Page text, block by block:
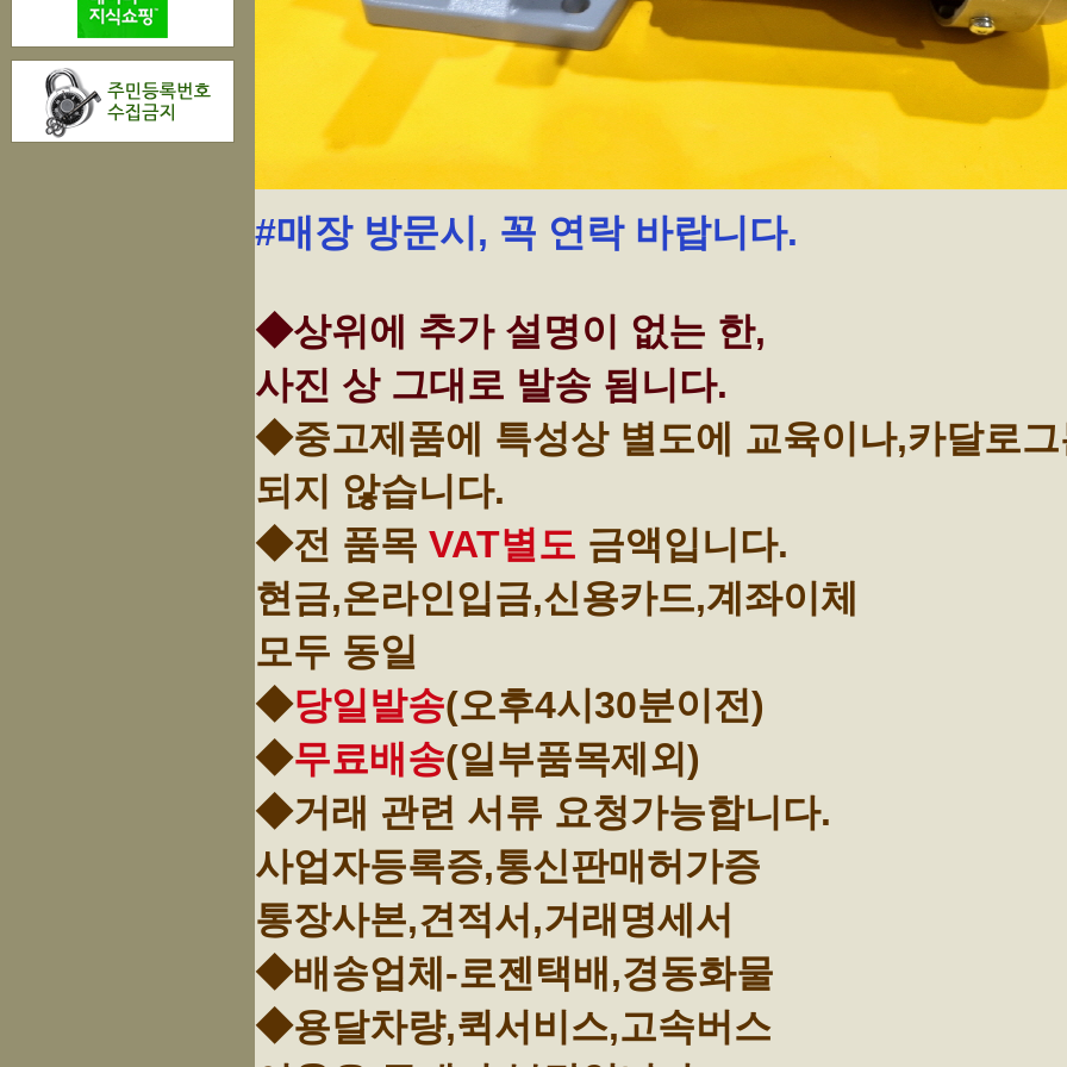
#매장 방문시, 꼭 연락 바랍니다.
◆상위에 추가 설명이 없는 한,
사진 상 그대로 발송 됨니다.
◆중고제품에 특성상 별도에 교육이나,카달로
되지 않습니다.
◆전 품목 VAT별도 금액입니다.
현금,온라인입금,신용카드,계좌이체
모두 동일
◆당일발송(오후4시30분이전)
◆무료배송(일부품목제외)
◆거래 관련 서류 요청가능합니다.
사업자등록증,통신판매허가증
통장사본,견적서,거래명세서
◆배송업체-로젠택배,경동화물
◆용달차량,퀵서비스,고속버스